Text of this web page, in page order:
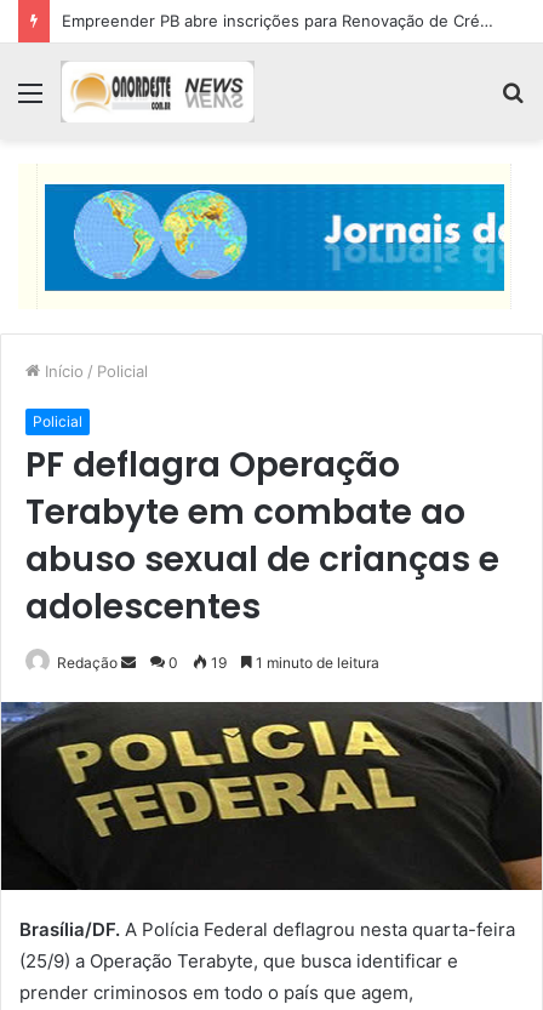
Empreender PB abre inscrições para Renovação de Crédito
Menu
Início / Policial
Policial
PF deflagra Operação
Terabyte em combate ao
abuso sexual de crianças e
adolescentes
Redação
Mande
mail
0 19 1 minuto de leitura
Brasília/DF. A Polícia Federal deflagrou nesta quarta-feira
(25/9) a Operação Terabyte, que busca identificar e
prender criminosos em todo o país que agem,